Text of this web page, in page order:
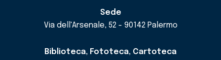
Sede
Via dell'Arsenale, 52 - 90142 Palermo
Biblioteca, Fototeca, Cartoteca